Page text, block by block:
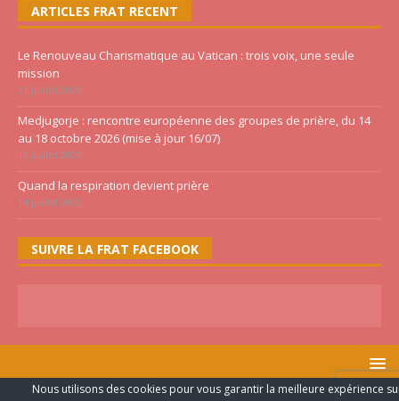
ARTICLES FRAT RECENT
Le Renouveau Charismatique au Vatican : trois voix, une seule
mission
21 juillet 2026
Medjugorje : rencontre européenne des groupes de prière, du 14
au 18 octobre 2026 (mise à jour 16/07)
16 juillet 2026
Quand la respiration devient prière
14 juillet 2026
SUIVRE LA FRAT FACEBOOK
Nous utilisons des cookies pour vous garantir la meilleure expérience